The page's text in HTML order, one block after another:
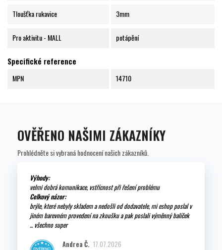
Tloušťka rukavice 3mm
Pro aktivitu - MALL potápění
Specifické reference
MPN 14710
OVĚŘENO NAŠIMI ZÁKAZNÍKY
Prohlédněte si vybraná hodnocení našich zákazníků.
Výhody:
velmi dobrá komunikace, vstřícnost při řešení problému
Celkový názor:
brýle, které nebyly skladem a nedošli od dodavatele, mi eshop poslal v
jiném barevném provedení na zkoušku a pak poslali výměnný balíček
... všechno super
Andrea Č. 17.07.2026